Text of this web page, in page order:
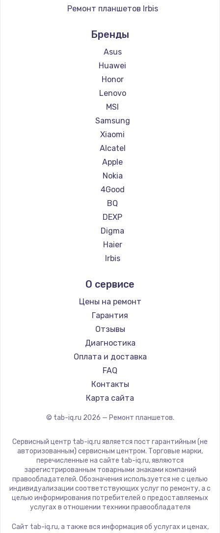
Ремонт планшетов Irbis
Ремонт планшетов Microsoft
Ремонт планшетов BlackView
Ремонт планшетов Amazon
Ремонт планшетов Aquarius
Ремонт планшетов Philips
Ремонт планшетов Dell
Ремонт планшетов HP
Ремонт планшетов Getac
Ремонт планшетов ZTE
Ремонт планшетов Google
Ремонт планшетов Navitel
Ремонт планшетов Teclast
Ремонт планшетов CHUWI
Бренды
Asus
Huawei
Honor
Lenovo
MSI
Samsung
Xiaomi
Alcatel
Apple
Nokia
4Good
BQ
DEXP
Digma
Haier
Irbis
Microsoft
BlackView
Amazon
Aquarius
Philips
Dell
HP
Getac
ZTE
CHUWI
О сервисе
Цены на ремонт
Гарантия
Отзывы
Диагностика
Оплата и доставка
FAQ
Контакты
Карта сайта
© tab-iq.ru 2026 — Ремонт планшетов.
Сервисный центр tab-iq.ru является пост гарантийным (не
авторизованным) сервисным центром. Торговые марки,
перечисленные на сайте tab-iq.ru, являются
зарегистрированным товарными знаками компаний
правообладателей. Обозначения используется не с целью
индивидуализации соответствующих услуг по ремонту, а с
целью информирования потребителей о предоставляемых
услугах в отношении техники правообладателя
Сайт tab-iq.ru, а также вся информация об услугах и ценах,